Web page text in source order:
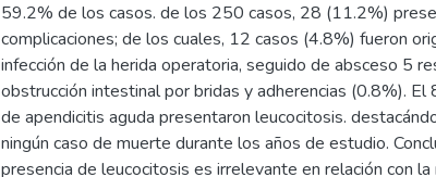
59.2% de los casos. de los 250 casos, 28 (11.2%)
complicaciones; de los cuales, 12 casos (4.8%) fueron
infección de la herida operatoria, seguido de absceso 5
obstrucción intestinal por bridas y adherencias (0.8%).
de apendicitis aguda presentaron leucocitosis.
ningún caso de muerte durante los años de estudio.
presencia de leucocitosis es irrelevante en relación con la